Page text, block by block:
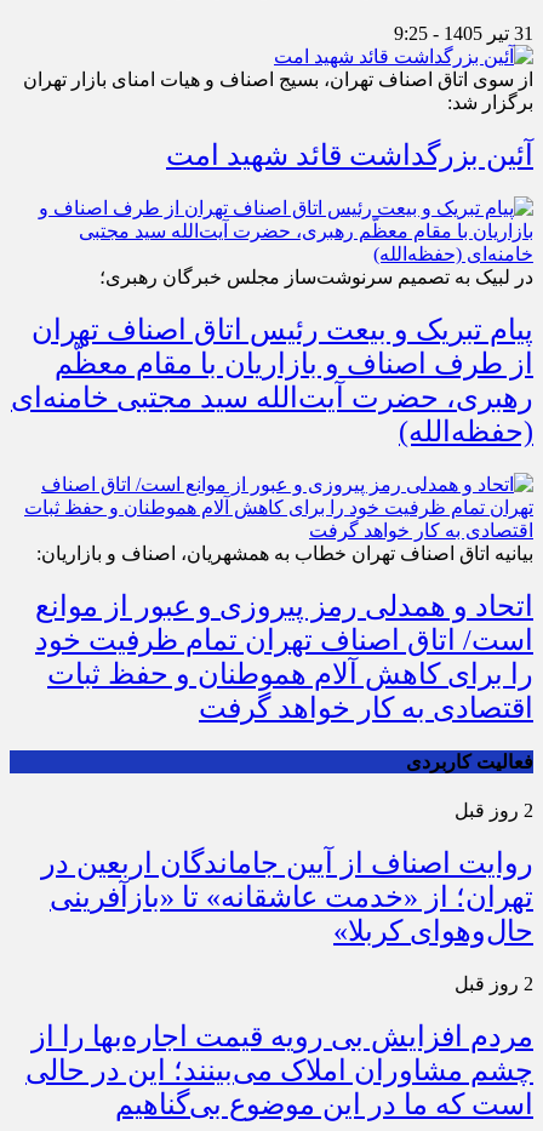
31 تیر 1405 - 9:25
از سوی اتاق اصناف تهران، بسیج اصناف و هیات امنای بازار تهران
برگزار شد:
آئین بزرگداشت قائد شهید امت
در لبیک به تصمیم سرنوشت‌ساز مجلس خبرگان رهبری؛
پیام تبریک و بیعت رئیس اتاق اصناف تهران
از طرف اصناف و بازاریان با مقام معظّم
رهبری، حضرت آیت‌الله سید مجتبی خامنه‌ای
(حفظه‌الله)
بیانیه اتاق اصناف تهران خطاب به همشهریان، اصناف و بازاریان:
اتحاد و همدلی رمز پیروزی و عبور از موانع
است/ اتاق اصناف تهران تمام ظرفیت خود
را برای کاهش آلام هموطنان و حفظ ثبات
اقتصادی به کار خواهد گرفت
فعالیت کاربردی
2 روز قبل
روایت اصناف از آیین جاماندگان اربعین در
تهران؛ از «خدمت عاشقانه» تا «بازآفرینی
حال‌وهوای کربلا»
2 روز قبل
مردم افزایش بی رویه قیمت اجاره‌بها را از
چشم مشاوران املاک می‌بینند؛ این در حالی
است که ما در این موضوع بی‌گناهیم